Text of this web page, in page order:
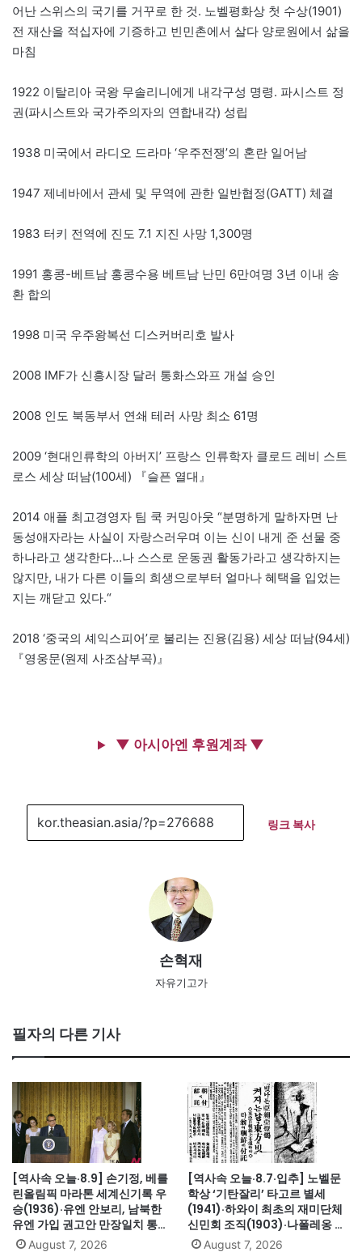
어난 스위스의 국기를 거꾸로 한 것. 노벨평화상 첫 수상(1901)
전 재산을 적십자에 기증하고 빈민촌에서 살다 양로원에서 삶을
마침
1922 이탈리아 국왕 무솔리니에게 내각구성 명령. 파시스트 정
권(파시스트와 국가주의자의 연합내각) 성립
1938 미국에서 라디오 드라마 ‘우주전쟁’의 혼란 일어남
1947 제네바에서 관세 및 무역에 관한 일반협정(GATT) 체결
1983 터키 전역에 진도 7.1 지진 사망 1,300명
1991 홍콩-베트남 홍콩수용 베트남 난민 6만여명 3년 이내 송
환 합의
1998 미국 우주왕복선 디스커버리호 발사
2008 IMF가 신흥시장 달러 통화스와프 개설 승인
2008 인도 북동부서 연쇄 테러 사망 최소 61명
2009 ‘현대인류학의 아버지’ 프랑스 인류학자 클로드 레비 스트
로스 세상 떠남(100세) 『슬픈 열대』
2014 애플 최고경영자 팀 쿡 커밍아웃 “분명하게 말하자면 난
동성애자라는 사실이 자랑스러우며 이는 신이 내게 준 선물 중
하나라고 생각한다…나 스스로 운동권 활동가라고 생각하지는
않지만, 내가 다른 이들의 희생으로부터 얼마나 혜택을 입었는
지는 깨닫고 있다.“
2018 ‘중국의 셰익스피어’로 불리는 진융(김용) 세상 떠남(94세)
『영웅문(원제 사조삼부곡)』
▼ 아시아엔 후원계좌 ▼
링크 복사
손혁재
자유기고가
필자의 다른 기사
[역사속 오늘·8.9] 손기정, 베를
린올림픽 마라톤 세계신기록 우
승(1936)·유엔 안보리, 남북한
유엔 가입 권고안 만장일치 통과
(1991)·싱가포르, 말레이시아에
August 7, 2026
[역사속 오늘·8.7·입추] 노벨문
학상 ‘기탄잘리’ 타고르 별세
(1941)·하와이 최초의 재미단체
신민회 조직(1903)·나폴레옹 세
인트헬레나섬 유배(1815)·英 해
August 7, 2026